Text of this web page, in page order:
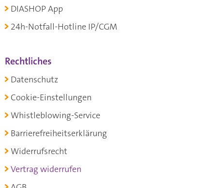
DIASHOP App
24h-Notfall-Hotline IP/CGM
Rechtliches
Datenschutz
Cookie-Einstellungen
Whistleblowing-Service
Barrierefreiheitserklärung
Widerrufsrecht
Vertrag widerrufen